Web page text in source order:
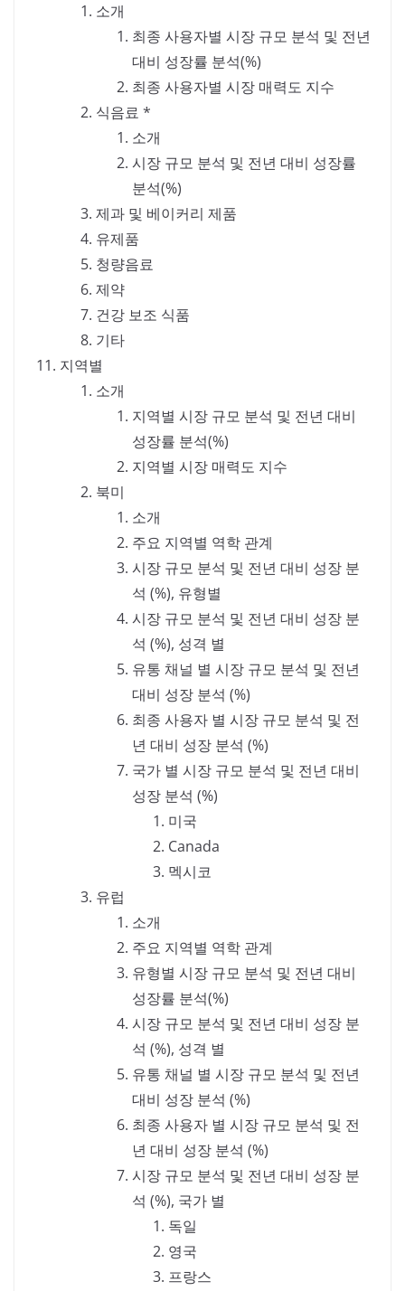
소개
최종 사용자별 시장 규모 분석 및 전년
대비 성장률 분석(%)
최종 사용자별 시장 매력도 지수
식음료 *
소개
시장 규모 분석 및 전년 대비 성장률
분석(%)
제과 및 베이커리 제품
유제품
청량음료
제약
건강 보조 식품
기타
지역별
소개
지역별 시장 규모 분석 및 전년 대비
성장률 분석(%)
지역별 시장 매력도 지수
북미
소개
주요 지역별 역학 관계
시장 규모 분석 및 전년 대비 성장 분
석 (%), 유형별
시장 규모 분석 및 전년 대비 성장 분
석 (%), 성격 별
유통 채널 별 시장 규모 분석 및 전년
대비 성장 분석 (%)
최종 사용자 별 시장 규모 분석 및 전
년 대비 성장 분석 (%)
국가 별 시장 규모 분석 및 전년 대비
성장 분석 (%)
미국
Canada
멕시코
유럽
소개
주요 지역별 역학 관계
유형별 시장 규모 분석 및 전년 대비
성장률 분석(%)
시장 규모 분석 및 전년 대비 성장 분
석 (%), 성격 별
유통 채널 별 시장 규모 분석 및 전년
대비 성장 분석 (%)
최종 사용자 별 시장 규모 분석 및 전
년 대비 성장 분석 (%)
시장 규모 분석 및 전년 대비 성장 분
석 (%), 국가 별
독일
영국
프랑스